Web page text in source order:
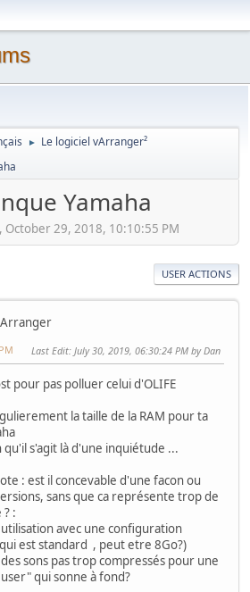
► Le logiciel vArranger²
Yamaha
29, 2018, 10:10:55 PM
USER ACTIONS
Last Edit: July 30, 2019, 06:30:24 PM by Dan
pour pas polluer celui d'OLIFE
la taille de la RAM pour ta
qu'il s'agit là d'une inquiétude ...
: est il concevable d'une facon ou
sans que ca représente trop de
:
avec une configuration
est standard , peut etre 8Go?)
sons pas trop compressés pour une
qui sonne à fond?